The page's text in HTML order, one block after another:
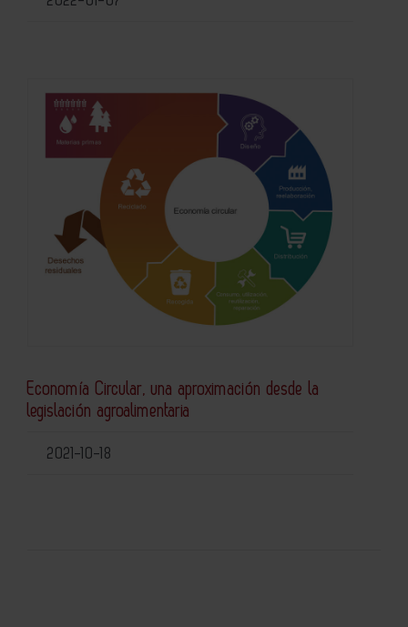
Economía Circular, una aproximación desde la
legislación agroalimentaria
2021-10-18